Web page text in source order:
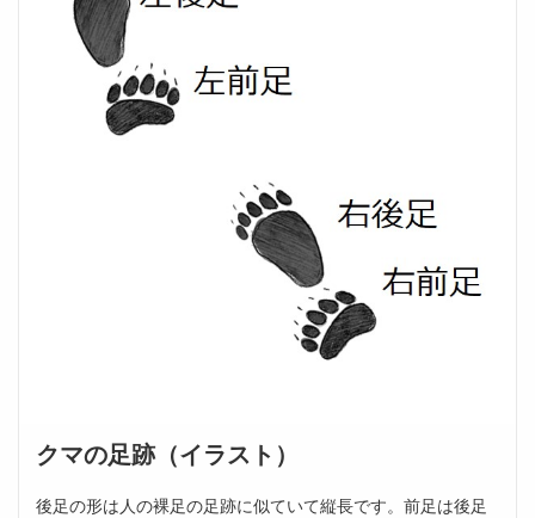
クマの足跡（イラスト）
後足の形は人の裸足の足跡に似ていて縦長です。前足は後足